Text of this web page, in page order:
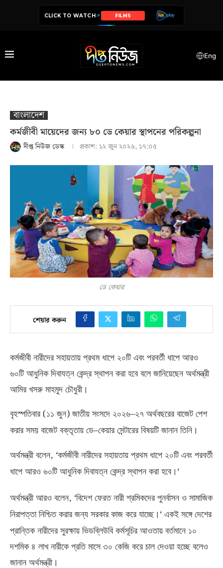
CLICK TO WATCH SERIES
Eng
বাংলাদেশ
কর্মজীবী মায়েদের জন্য ৮০ ডে কেয়ার স্থাপনের পরিকল্পনা
দীপ্ত নিউজ ডেস্ক প্রকাশ: ১২ জুন ২০২৬, ১৭:০৫
ডে কেয়ার
শেয়ার করুন
কর্মজীবী নারীদের সহায়তায় প্রথম ধাপে ২০টি এবং পরবর্তী ধাপে আরও
৬০টি আধুনিক দিবাযত্ন কেন্দ্র স্থাপন করা হবে বলে জানিয়েছেন অর্থমন্ত্রী
আমির খসরু মাহমুদ চৌধুরী।
বৃহস্পতিবার (১১ জুন) জাতীয় সংসদে ২০২৬–২৭ অর্থবছরের বাজেট পেশ
করার সময় বাজেট বক্তৃতায় ডে–কেয়ার সেন্টারের বিষয়টি জানান তিনি।
অর্থমন্ত্রী বলেন, ‘কর্মজীবী নারীদের সহায়তায় প্রথম ধাপে ২০টি এবং পরবর্তী
ধাপে আরও ৬০টি আধুনিক দিবাযত্ন কেন্দ্র স্থাপন করা হবে। ‘
অর্থমন্ত্রী আরও বলেন, ‘বিদেশ ফেরত নারী শ্রমিকদের পুনর্বাসন ও সামাজিক
নিরাপত্তা নিশ্চিত করার জন্য সরকার কাজ করে যাচ্ছে। ‘ একই সঙ্গে দেশের
প্রান্তিক নারীদের সুরক্ষায় ভিডব্লিউবি কর্মসূচির আওতায় বর্তমানে ১০
দশমিক ৪ লাখ নারীকে প্রতি মাসে ৩০ কেজি করে চাল দেওয়া হচ্ছে বলেও
জানান অর্থমন্ত্রী।